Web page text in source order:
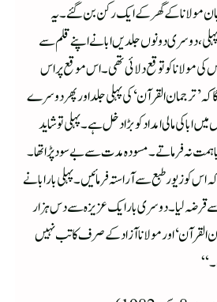
مولانا کے گھر کے ایک رکن بن گئے۔ یہ
دوسری دونوں جلدیں ابا نے اپنے قلم سے
مولانا کو توقع دلائی تھی۔ اس موقع پر اس
کہ’ترجمان القرآن‘ کی پہلی جلداور پھر دوسرے
کی مالی امداد کو بڑا دخل ہے۔ پہلی تو شاید
ہمت نہ فرماتے۔ مسودہ مدت سے بے سود پڑا تھا۔
کو زیور طبع سے آراستہ فرمائیں۔ پہلی بار ابا نے
قرضہ لیا۔ دوسری بار ایک عزیزہ سے دس ہزار
القرآن‘اور مولانا آزاد کے صرف کاتب نہیں